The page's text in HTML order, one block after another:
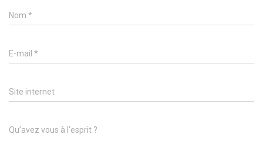
Nom *
E-mail *
Site internet
Qu’avez vous à l’esprit ?